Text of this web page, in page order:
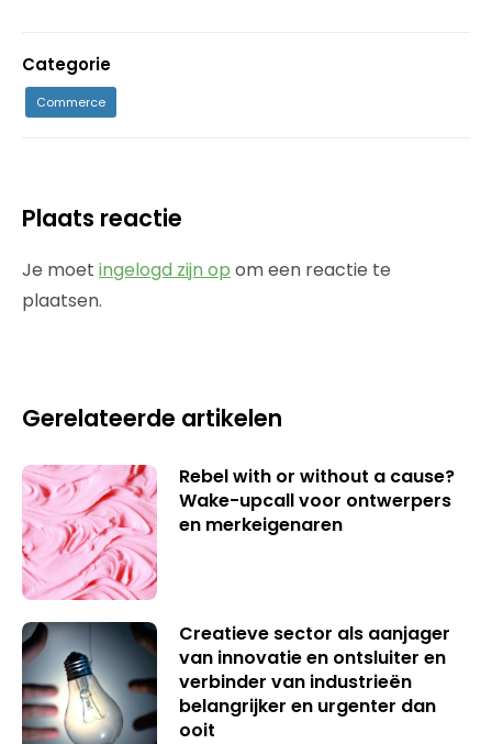
Categorie
Commerce
Plaats reactie
Je moet ingelogd zijn op om een reactie te
plaatsen.
Gerelateerde artikelen
Rebel with or without a cause?
Wake-upcall voor ontwerpers
en merkeigenaren
Creatieve sector als aanjager
van innovatie en ontsluiter en
verbinder van industrieën
belangrijker en urgenter dan
ooit